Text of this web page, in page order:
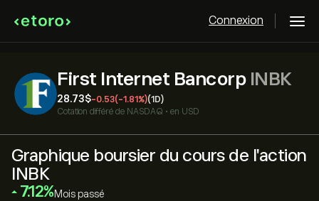
Connexion
First Internet Bancorp INBK
28.73‎$‎-0.53(-1.81%)(1D)
Cotation différé de NASDAQ • en USD
Graphique boursier du cours de l'action
INBK
‎7.12‎ Mois passé